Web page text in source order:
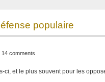
populaire
14 comments
ci, et le plus souvent pour les